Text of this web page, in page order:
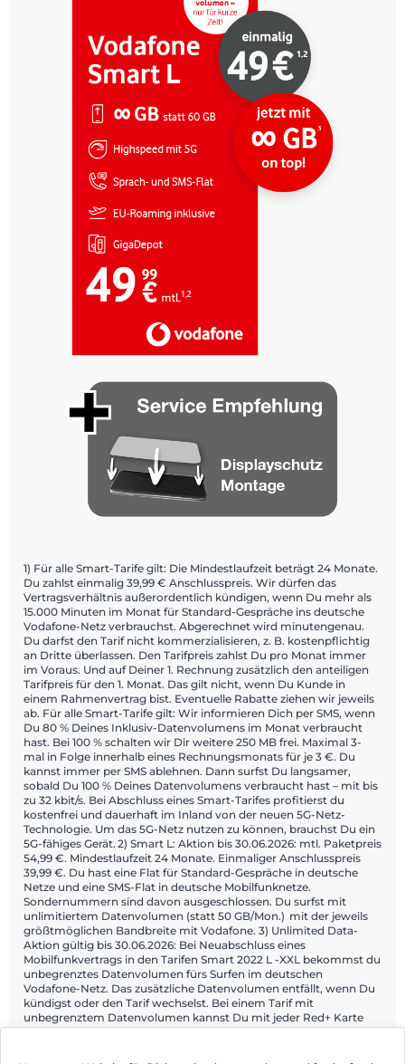
1) Für alle Smart-Tarife gilt: Die Mindestlaufzeit beträgt 24 Monate.
Du zahlst einmalig 39,99 € Anschlusspreis. Wir dürfen das
Vertragsverhältnis außerordentlich kündigen, wenn Du mehr als
15.000 Minuten im Monat für Standard-Gespräche ins deutsche
Vodafone-Netz verbrauchst. Abgerechnet wird minutengenau.
Du darfst den Tarif nicht kommerzialisieren, z. B. kostenpflichtig
an Dritte überlassen. Den Tarifpreis zahlst Du pro Monat immer
im Voraus. Und auf Deiner 1. Rechnung zusätzlich den anteiligen
Tarifpreis für den 1. Monat. Das gilt nicht, wenn Du Kunde in
einem Rahmenvertrag bist. Eventuelle Rabatte ziehen wir jeweils
ab. Für alle Smart-Tarife gilt: Wir informieren Dich per SMS, wenn
Du 80 % Deines Inklusiv-Datenvolumens im Monat verbraucht
hast. Bei 100 % schalten wir Dir weitere 250 MB frei. Maximal 3-
mal in Folge innerhalb eines Rechnungsmonats für je 3 €. Du
kannst immer per SMS ablehnen. Dann surfst Du langsamer,
sobald Du 100 % Deines Datenvolumens verbraucht hast – mit bis
zu 32 kbit/s. Bei Abschluss eines Smart-Tarifes profitierst du
kostenfrei und dauerhaft im Inland von der neuen 5G-Netz-
Technologie. Um das 5G-Netz nutzen zu können, brauchst Du ein
5G-fähiges Gerät. 2) Smart L: Aktion bis 30.06.2026: mtl. Paketpreis
54,99 €. Mindestlaufzeit 24 Monate. Einmaliger Anschlusspreis
39,99 €. Du hast eine Flat für Standard-Gespräche in deutsche
Netze und eine SMS-Flat in deutsche Mobilfunknetze.
Sondernummern sind davon ausgeschlossen. Du surfst mit
unlimitiertem Datenvolumen (statt 50 GB/Mon.) mit der jeweils
größtmöglichen Bandbreite mit Vodafone. 3) Unlimited Data-
Aktion gültig bis 30.06.2026: Bei Neuabschluss eines
Mobilfunkvertrags in den Tarifen Smart 2022 L -XXL bekommst du
unbegrenztes Datenvolumen fürs Surfen im deutschen
Vodafone-Netz. Das zusätzliche Datenvolumen entfällt, wenn Du
kündigst oder den Tarif wechselst. Bei einem Tarif mit
unbegrenztem Datenvolumen kannst Du mit jeder Red+ Karte
maximal bis zu 10 GB zuteilen. Fürs Surfen im EU-Ausland